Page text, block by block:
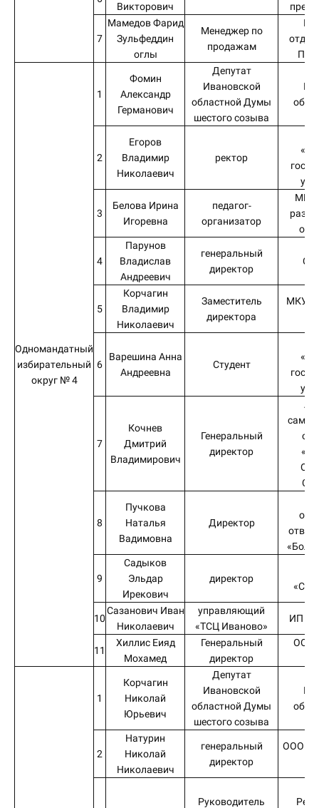
Викторович
7
Мамедов Фарид
Зульфеддин
оглы
Менеджер по
продажам
ПАО
Одномандатный
избирательный
округ № 4
1
Фомин
Александр
Германович
Депутат
Ивановской
областной Думы
шестого созыва
2
Егоров
Владимир
Николаевич
ректор
3
Белова Ирина
Игоревна
педагог-
организатор
МБУ
4
Парунов
Владислав
Андреевич
генеральный
директор
5
Корчагин
Владимир
Николаевич
Заместитель
директора
МКУ
6
Варешина Анна
Андреевна
Студент
7
Кочнев
Дмитрий
Владимирович
Генеральный
директор
8
Пучкова
Наталья
Вадимовна
Директор
9
Садыков
Эльдар
Ирекович
директор
10
Сазанович Иван
Николаевич
управляющий
«ТСЦ Иваново»
ИП
11
Хиллис Еияд
Мохамед
Генеральный
директор
ООО
1
Корчагин
Николай
Юрьевич
Депутат
Ивановской
областной Думы
шестого созыва
2
Натурин
Николай
Николаевич
генеральный
директор
ООО
Руководитель